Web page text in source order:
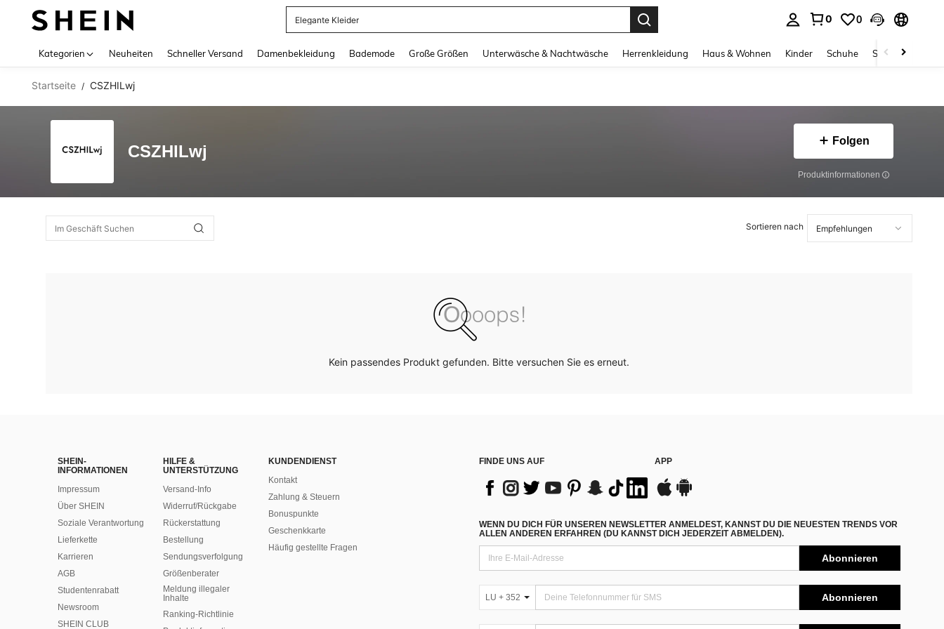
Elegante Kleider
0 0
Kategorien Neuheiten Schneller Versand Damenbekleidung Bademode Große Größen Unterwäsche & Nachtwäsche Herrenkleidung Haus & Wohnen Kinder Schuhe Schmuck &
Startseite / CSZHILwj
CSZHILwj
Folgen
Produktinformationen
Sortieren nach
Kein passendes Produkt gefunden. Bitte versuchen Sie es erneut.
SHEIN-
INFORMATIONEN
Impressum
Über SHEIN
Soziale Verantwortung
Lieferkette
Karrieren
AGB
Studentenrabatt
Newsroom
SHEIN CLUB
HILFE &
UNTERSTÜTZUNG
Versand-Info
Widerruf/Rückgabe
Rückerstattung
Bestellung
Sendungsverfolgung
Größenberater
Meldung illegaler
Inhalte
Ranking-Richtlinie
KUNDENDIENST
Kontakt
Zahlung & Steuern
Bonuspunkte
Geschenkkarte
Häufig gestellte Fragen
FINDE UNS AUF APP
WENN DU DICH FÜR UNSEREN NEWSLETTER ANMELDEST, KANNST DU DIE NEUESTEN TRENDS VOR
ALLEN ANDEREN ERFAHREN (DU KANNST DICH JEDERZEIT ABMELDEN).
Abonnieren
LU + 352 Abonnieren